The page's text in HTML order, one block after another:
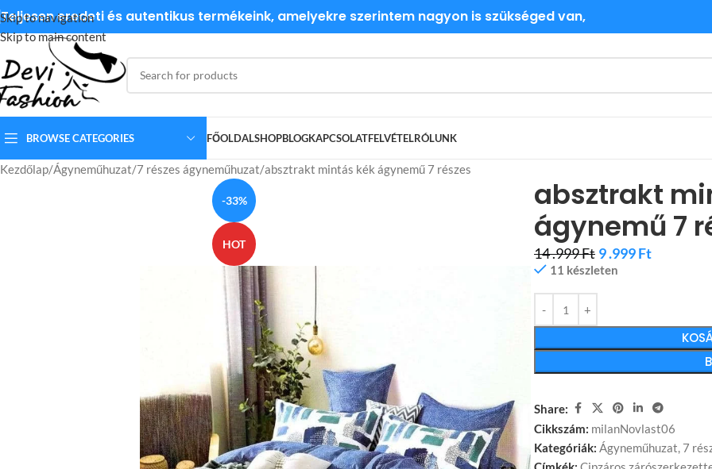
Skip to navigation
Skip to main content
Teljesen eredeti és autentikus termékeink, amelyekre szerintem nagyon is szükséged van,
BROWSE CATEGORIES FŐOLDALSHOPBLOGKAPCSOLATFELVÉTELRÓLUNK
Kezdőlap Ágyneműhuzat 7 részes ágyneműhuzat absztrakt mintás kék ágynemű 7 részes
-33%
HOT
absztrakt
ágynemű 7
14 .999Ft 9 .999Ft
11 készleten
Share:
Cikkszám: milanNovlast06
Kategóriák: Ágyneműhuzat, 7